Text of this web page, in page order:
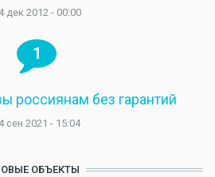
дек 2012 - 00:00
1
россиянам без гарантий
сен 2021 - 15:04
ОБЪЕКТЫ